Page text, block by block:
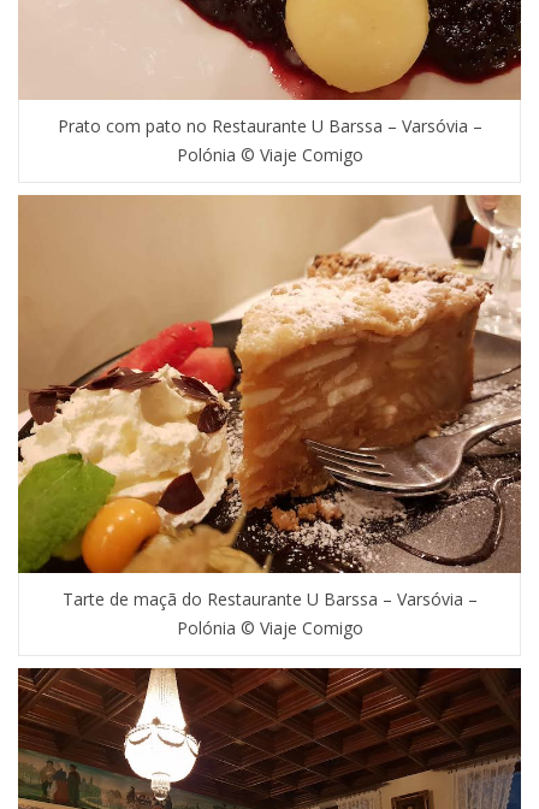
Prato com pato no Restaurante U Barssa – Varsóvia –
Polónia © Viaje Comigo
Tarte de maçã do Restaurante U Barssa – Varsóvia –
Polónia © Viaje Comigo